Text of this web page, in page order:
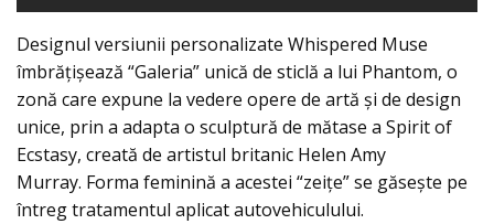
Designul versiunii personalizate Whispered Muse
îmbrățișează “Galeria” unică de sticlă a lui Phantom, o
zonă care expune la vedere opere de artă și de design
unice, prin a adapta o sculptură de mătase a Spirit of
Ecstasy, creată de artistul britanic Helen Amy
Murray. Forma feminină a acestei “zeiţe” se găseşte pe
întreg tratamentul aplicat autovehiculului.